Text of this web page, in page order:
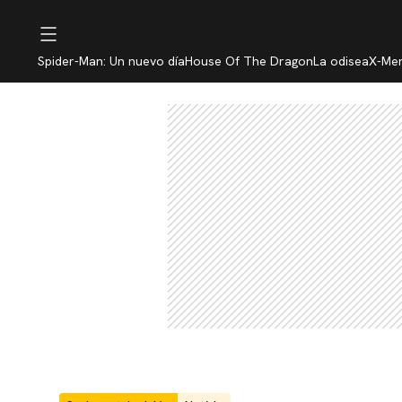
Spider-Man: Un nuevo díaHouse Of The DragonLa odiseaX-